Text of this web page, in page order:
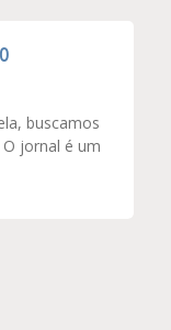
buscamos
jornal é um